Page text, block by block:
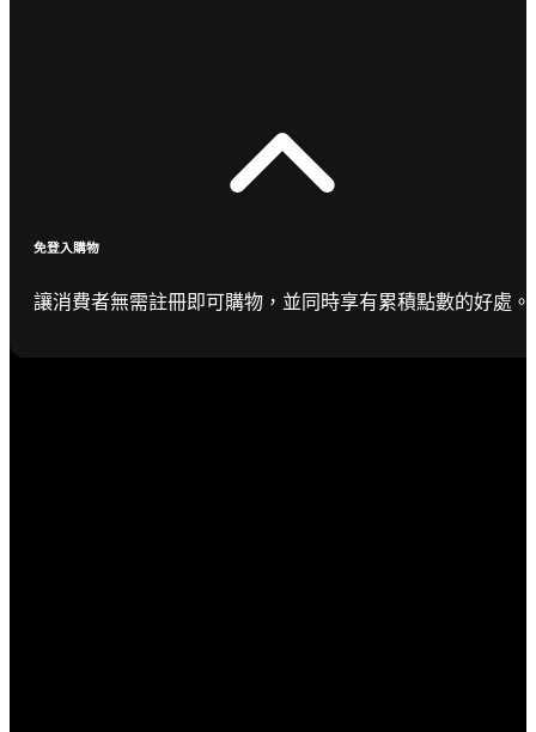
免登入購物
讓消費者無需註冊即可購物，並同時享有累積點數的好處。